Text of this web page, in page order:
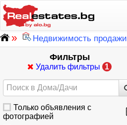
» Недвижимость продажи
Фильтры
Удалить фильтры 1
Только объявления с
фотографией